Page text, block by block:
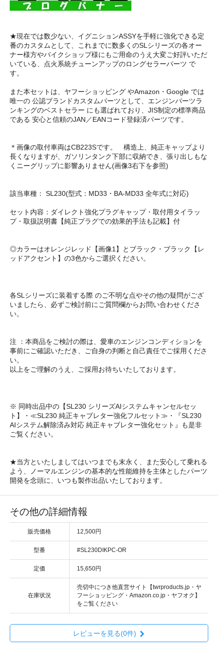
★現在では数少ない、イグニションASSYを手軽に強化できる定
番のカスタムとして、これまでに数多くのSLシリーズの各オー
ナー様方やバイクショップ様にもご用命のうえ大変ご好評いただ
いている、点火系統チューンアップのロングセラーパーツ で
す。
また本セットは、ヤフーショッピング やAmazon・Google では
唯一の 公認ブランドカスタムパーツとして、エンジンパーツラ
ンキングのベストセラー にも選ばれており、JIS制定の標準商品
である 安心と信頼のJAN／EANコード登録済パーツです。
＊画像の取付車両はCB223Sです。 構造上、純正キャップより
長くなりますが、ガソリンタンク下部に収納でき、張り出しもな
くニーグリップに影響ありません(画像3右下を参照)
該当車種： SL230(型式：MD33・BA-MD33 全年式に対応)
セット内容：ダイレクト強化プラグキャップ・取付用タイラッ
プ・取扱説明書【純正プラグでの効果的手法も記載】付
◎カラーはオレンジレッド【画像1】とブラック・ブラック【レ
ッドアクセント】の3色からご選択ください。
各SLシリーズに装着する際 のご不明な点やその他の疑問がござ
いましたら、必ずご検討前にご質問欄からお問い合わせくださ
い。
注 ：本商品をご検討の際は、愛車のエンジンコンディションを
事前にご確認いただき、ご自身の判断と自己責任でご採用くださ
い。
以上をご理解のうえ、ご採用お待ちいたしております。
※ 同時出品中の【SL230 シリーズAIシステムキャンセルセッ
ト】・≪SL230 純正キャブレター強化フルセット≫・『SL230
AIシステム解除済み対応 純正キャブレター強化セット』も是非
ご覧ください。
★当方といたしましてはいつまでも末永く、また安心して乗れる
よう、ノーマルエンジンの基本的な性能維持を主体としたパーツ
開発を念頭に、いつも製作出品いたしております。
その他の詳細情報
販売価格 12,500円
型番 #SL230DIKPC-OR
定価 15,650円
在庫状況
売切中につき他直営サイト【twrproducts.jp・ヤ
フーショッピング・Amazon.co.jp・ヤフオク】
をご覧ください
レビューを見る(0件)